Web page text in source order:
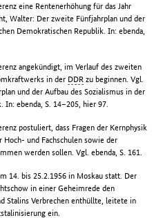
eine Rentenerhöhung für das Jahr
Walter: Der zweite Fünfjahrplan und der
Demokratischen Republik. In: ebenda,
angekündigt, im Verlauf des zweiten
in der DDR zu beginnen. Vgl.
und der Aufbau des Sozialismus in der
In: ebenda, S. 14–205, hier 97.
postuliert, dass Fragen der Kernphysik
und Fachschulen sowie der
werden sollen. Vgl. ebenda, S. 161.
14. bis 25.2.1956 in Moskau statt. Der
in einer Geheimrede den
Stalins Verbrechen enthüllte, leitete in
ein.